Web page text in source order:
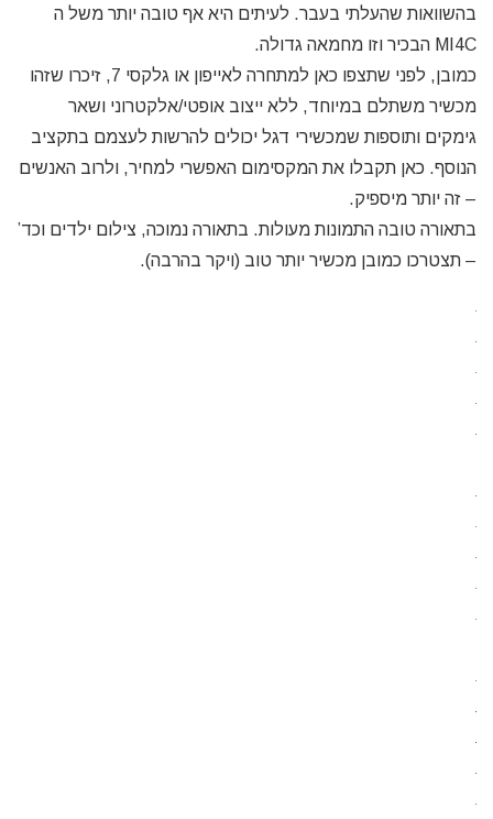
בהשוואות שהעלתי בעבר. לעיתים היא אף טובה יותר משל ה
MI4C הבכיר וזו מחמאה גדולה.
כמובן, לפני שתצפו כאן למתחרה לאייפון או גלקסי 7, זיכרו שזהו
מכשיר משתלם במיוחד, ללא ייצוב אופטי/אלקטרוני ושאר
גימקים ותוספות שמכשירי דגל יכולים להרשות לעצמם בתקציב
הנוסף. כאן תקבלו את המקסימום האפשרי למחיר, ולרוב האנשים
– זה יותר מיספיק.
בתאורה טובה התמונות מעולות. בתאורה נמוכה, צילום ילדים וכד’
– תצטרכו כמובן מכשיר יותר טוב (ויקר בהרבה).